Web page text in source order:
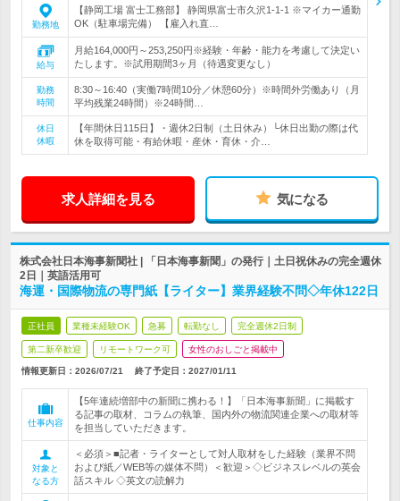
勤務地
【静岡工場 富士工務部】 静岡県富士市久沢1-1-1 ※マイカー通勤
OK（駐車場完備） 【雇入れ直…
給与
月給164,000円～253,250円※経験・年齢・能力を考慮して決定い
たします。※試用期間3ヶ月（待遇変更なし）
勤務
時間
8:30～16:40（実働7時間10分／休憩60分）※時間外労働あり（月
平均残業24時間）※24時間…
休日
休暇
【年間休日115日】・週休2日制（土日休み）└休日出勤の際は代
休を取得可能・有給休暇・産休・育休・介…
求人詳細を見る 気になる
株式会社日本海事新聞社 | 「日本海事新聞」の発行｜土日祝休みの完全週休
2日｜英語活用可
海運・国際物流の専門紙【ライター】業界経験不問◇年休122日
正社員 業種未経験OK 急募 転勤なし 完全週休2日制
第二新卒歓迎 リモートワーク可 女性のおしごと掲載中
情報更新日：2026/07/21 終了予定日： 2027/01/11
仕事内容
【5年連続増部中の新聞に携わる！】「日本海事新聞」に掲載す
る記事の取材、コラムの執筆、国内外の物流関連企業への取材等
を担当していただきます。
対象と
なる方
＜必須＞■記者・ライターとして対人取材をした経験（業界不問
および紙／WEB等の媒体不問）＜歓迎＞◇ビジネスレベルの英会
話スキル ◇英文の読解力